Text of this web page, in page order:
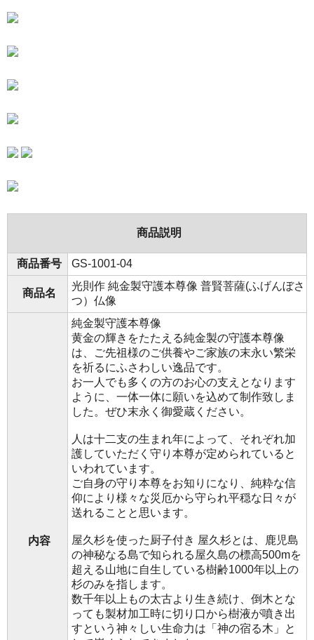
商品説明
商品番号 GS-1001-04
商品名
光則作 純金製守護本尊像 普賢菩薩(ふげんぼさ
つ）仏像
内容
純金製守護本尊像
黄金の輝きをたたえる純金製の守護本尊像
は、ご先祖様のご供養やご家族の末永い繁栄
を祈るにふさわしい逸品です。
お一人でも多くの方のお心の支えとなります
ように、一体一体に願いを込めて制作致しま
した。ぜひ末永く御愛蔵ください。
人は十二支の生まれ年によって、それぞれ加
護していただく守り本尊が定められていると
いわれています。
ご自身の守り本尊をお知りになり、純粋な信
仰により様々な災厄から守られ平穏な日々が
送れることと思います。
屋久杉を使った厨子付き 屋久杉とは、鹿児島
の神秘なる島で知られる屋久島の標高500mを
超える山地に自生している樹齢1000年以上の
杉のみを指します。
数千年以上もの太古より生き続け、倒木とな
っても製材加工時に切り口から樹液が噴き出
すという神々しい生命力は「神の宿る木」と